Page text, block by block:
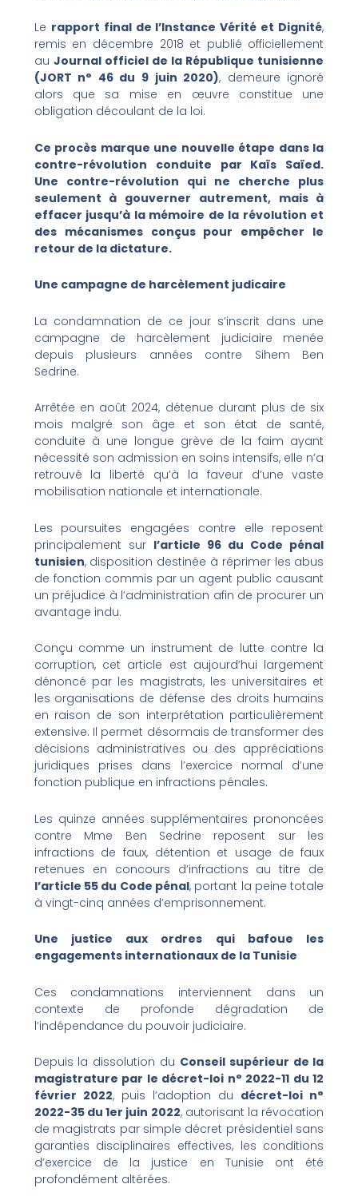
Le rapport final de l’Instance Vérité et Dignité,
remis en décembre 2018 et publié officiellement
au Journal officiel de la République tunisienne
(JORT n° 46 du 9 juin 2020), demeure ignoré
alors que sa mise en œuvre constitue une
obligation découlant de la loi.
Ce procès marque une nouvelle étape dans la
contre-révolution conduite par Kaïs Saïed.
Une contre-révolution qui ne cherche plus
seulement à gouverner autrement, mais à
effacer jusqu’à la mémoire de la révolution et
des mécanismes conçus pour empêcher le
retour de la dictature.
Une campagne de harcèlement judicaire
La condamnation de ce jour s’inscrit dans une
campagne de harcèlement judiciaire menée
depuis plusieurs années contre Sihem Ben
Sedrine.
Arrêtée en août 2024, détenue durant plus de six
mois malgré son âge et son état de santé,
conduite à une longue grève de la faim ayant
nécessité son admission en soins intensifs, elle n’a
retrouvé la liberté qu’à la faveur d’une vaste
mobilisation nationale et internationale.
Les poursuites engagées contre elle reposent
principalement sur l’article 96 du Code pénal
tunisien, disposition destinée à réprimer les abus
de fonction commis par un agent public causant
un préjudice à l’administration afin de procurer un
avantage indu.
Conçu comme un instrument de lutte contre la
corruption, cet article est aujourd’hui largement
dénoncé par les magistrats, les universitaires et
les organisations de défense des droits humains
en raison de son interprétation particulièrement
extensive. Il permet désormais de transformer des
décisions administratives ou des appréciations
juridiques prises dans l’exercice normal d’une
fonction publique en infractions pénales.
Les quinze années supplémentaires prononcées
contre Mme Ben Sedrine reposent sur les
infractions de faux, détention et usage de faux
retenues en concours d’infractions au titre de
l’article 55 du Code pénal, portant la peine totale
à vingt-cinq années d’emprisonnement.
Une justice aux ordres qui bafoue les
engagements internationaux de la Tunisie
Ces condamnations interviennent dans un
contexte de profonde dégradation de
l’indépendance du pouvoir judiciaire.
Depuis la dissolution du Conseil supérieur de la
magistrature par le décret-loi n° 2022-11 du 12
février 2022, puis l’adoption du décret-loi n°
2022-35 du 1er juin 2022, autorisant la révocation
de magistrats par simple décret présidentiel sans
garanties disciplinaires effectives, les conditions
d’exercice de la justice en Tunisie ont été
profondément altérées.